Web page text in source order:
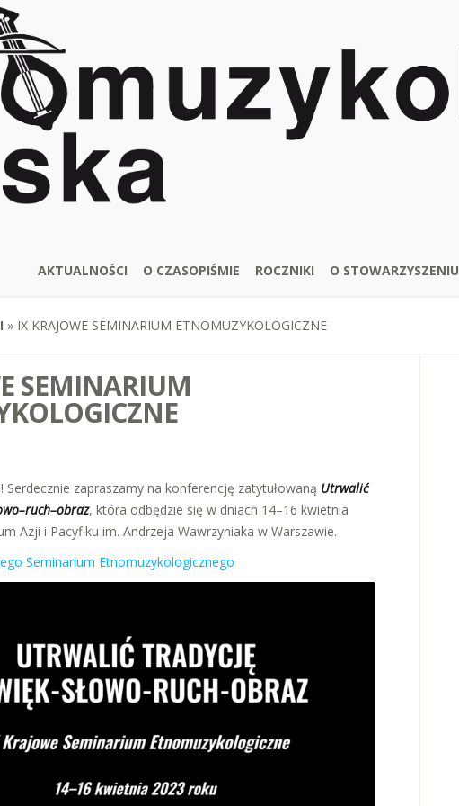
AKTUALNOŚCI O CZASOPIŚMIE ROCZNIKI O STOWARZYSZENIU
» IX KRAJOWE SEMINARIUM ETNOMUZYKOLOGICZNE
SEMINARIUM
Serdecznie zapraszamy na konferencję zatytułowaną Utrwalić
, która odbędzie się w dniach 14–16 kwietnia
Azji i Pacyfiku im. Andrzeja Wawrzyniaka w Warszawie.
Seminarium Etnomuzykologicznego